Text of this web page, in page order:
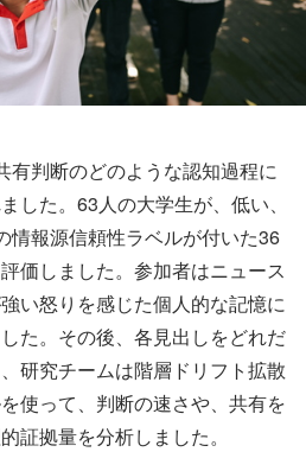
有判断のどのような認知過程に
した。63人の大学生が、低い、
情報源信頼性ラベルが付いた36
価しました。参加者はニュース
い怒りを感じた個人的な記憶に
た。その後、各見出しをどれだ
研究チームは階層ドリフト拡散
使って、判断の速さや、共有を
証拠量を分析しました。